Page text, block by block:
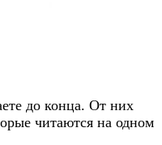
до конца. От них
читаются на одном